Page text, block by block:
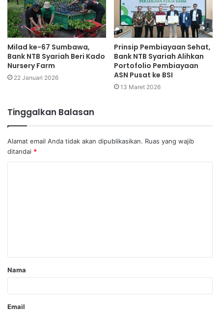
Milad ke-67 Sumbawa,
Bank NTB Syariah Beri Kado
Nursery Farm
22 Januari 2026
Prinsip Pembiayaan Sehat,
Bank NTB Syariah Alihkan
Portofolio Pembiayaan
ASN Pusat ke BSI
13 Maret 2026
Tinggalkan Balasan
Alamat email Anda tidak akan dipublikasikan. Ruas yang wajib
ditandai *
Nama
Email